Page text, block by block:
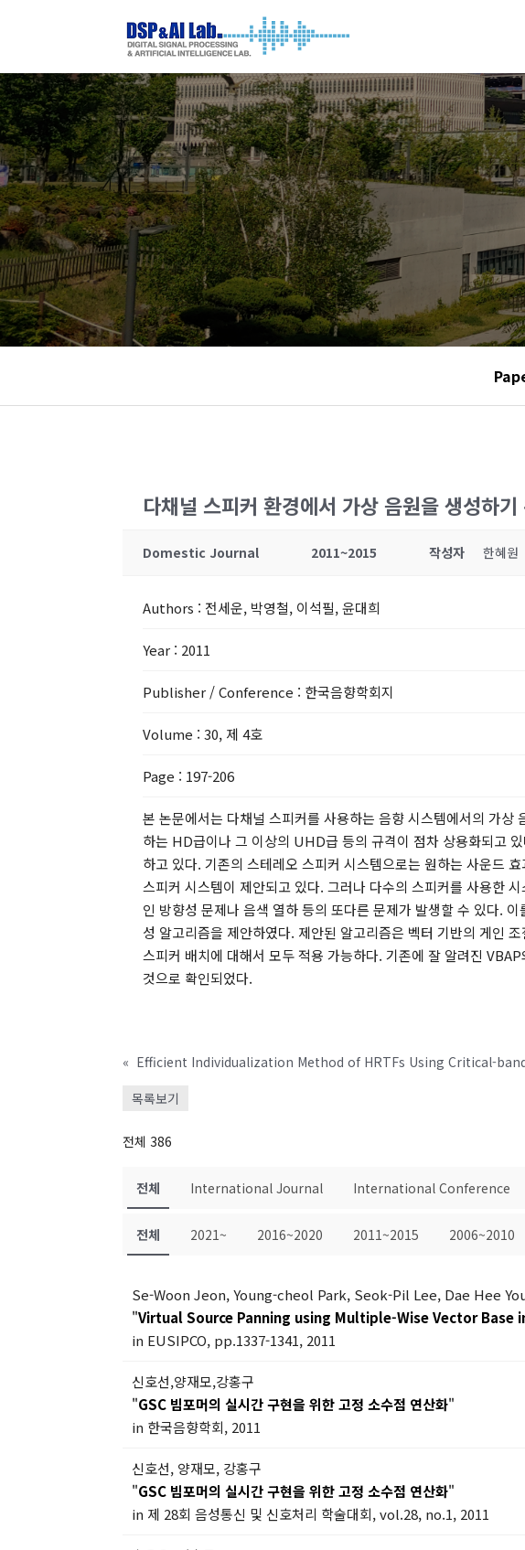
다채널 스피커 환경에서 가상 음원을 생성하
Domestic Journal 2011~2015 작성자 한혜원
Authors : 전세운, 박영철, 이석필, 윤대희
Year : 2011
Publisher / Conference : 한국음향학회지
Volume : 30, 제 4호
Page : 197-206
본 논문에서는 다채널 스피커를 사용하는 음향 시스템에서의 가
하는 HD급이나 그 이상의 UHD급 등의 규격이 점차 상용화되고
하고 있다. 기존의 스테레오 스피커 시스템으로는 원하는 사운드
스피커 시스템이 제안되고 있다. 그러나 다수의 스피커를 사용한
인 방향성 문제나 음색 열하 등의 또다른 문제가 발생할 수 있다.
성 알고리즘을 제안하였다. 제안된 알고리즘은 벡터 기반의 게인
스피커 배치에 대해서 모두 적용 가능하다. 기존에 잘 알려진
것으로 확인되었다.
«
목록보기
전체 386
전체 International Journal International Conference
전체 2021~ 2016~2020 2011~2015 2006~2010
Se-Woon Jeon, Young-cheol Park, Seok-Pil Lee, Dae Hee
"Virtual Source Panning using Multiple-Wise Vector
in EUSIPCO, pp.1337-1341, 2011
신호선,양재모,강홍구
"GSC 빔포머의 실시간 구현을 위한 고정 소수점 연산화"
in 한국음향학회, 2011
신호선, 양재모, 강홍구
"GSC 빔포머의 실시간 구현을 위한 고정 소수점 연산화"
in 제 28회 음성통신 및 신호처리 학술대회, vol.28, no.1, 2011